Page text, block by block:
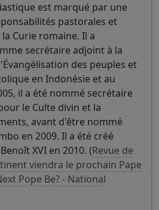
est marqué par une
pastorales et
Curie romaine. Il a
secrétaire adjoint à la
des peuples et
en Indonésie et au
il a été nommé secrétaire
le Culte divin et la
avant d'être nommé
en 2009. Il a été créé
XVI en 2010. (Revue de
viendra le prochain Pape
Pope Be? - National